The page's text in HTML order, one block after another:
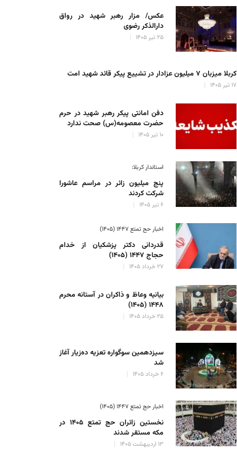
عکس/ مزار رهبر شهید در رواق
دارالذکر رضوی
۲۵ تیر ۱۴۰۵
کربلا میزبان ۷ میلیون عزادار در تشییع پیکر قائد شهید امت
۱۷ تیر ۱۴۰۵
دفن امانتی پیکر رهبر شهید در حرم
حضرت معصومه(س) صحت ندارد
۱۰ تیر ۱۴۰۵
استاندار کربلا:
پنج میلیون زائر در مراسم عاشورا
شرکت کردند
۶ تیر ۱۴۰۵
اخبار حج تمتع ۱۴۴۷ (۱۴۰۵)
قدردانی دکتر پزشکیان از خدام
حجاج ۱۴۴۷ (۱۴۰۵)
۲۷ خرداد ۱۴۰۵
بیانیه وعاظ و ذاکران در آستانه محرم
۱۴۴۸ (۱۴۰۵)
۲۵ خرداد ۱۴۰۵
سیزدهمین سوگواره تعزیه ده‌زیار آغاز
شد
۶ خرداد ۱۴۰۵
اخبار حج تمتع ۱۴۴۷ (۱۴۰۵)
نخستین زائران حج تمتع ۱۴۰۵ در
مکه مستقر شدند
۱۳ اردیبهشت ۱۴۰۵